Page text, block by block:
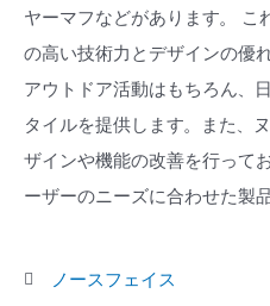
ヤーマフなどがあります。 こ
の高い技術力とデザインの優
アウトドア活動はもちろん、
タイルを提供します。また、
ザインや機能の改善を行って
ーザーのニーズに合わせた製
ノースフェイス